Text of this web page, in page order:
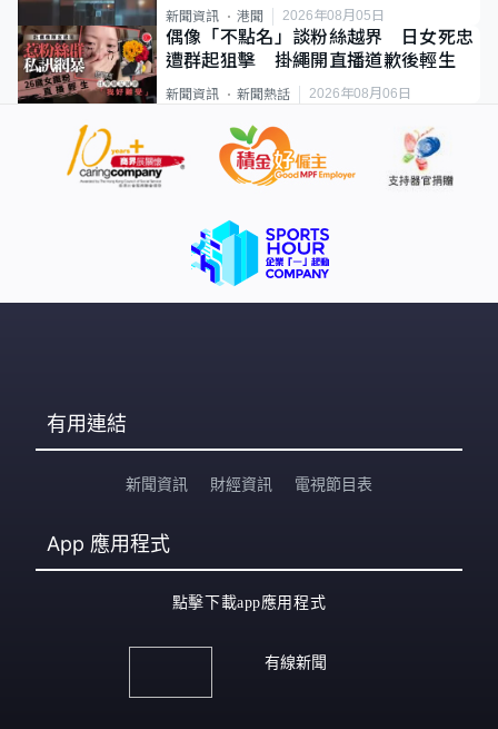
新聞資訊 港聞 2026年08月05日
偶像「不點名」談粉絲越界 日女死忠
遭群起狙擊 掛繩開直播道歉後輕生
新聞資訊 新聞熱話 2026年08月06日
有用連結
新聞資訊 財經資訊 電視節目表
App 應用程式
點擊下載app應用程式
有線新聞